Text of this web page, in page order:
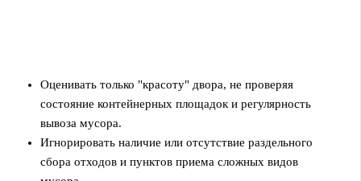
Оценивать только "красоту" двора, не проверяя
состояние контейнерных площадок и регулярность
вывоза мусора.
Игнорировать наличие или отсутствие раздельного
сбора отходов и пунктов приема сложных видов